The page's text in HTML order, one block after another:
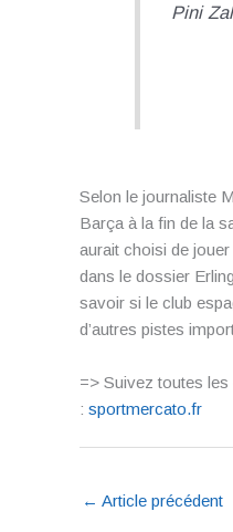
Pini
Selon le journaliste
Barça à la fin de la
aurait choisi de
dans le dossier
savoir si le club
d’autres pistes
=> Suivez toutes
: sportmercato.fr
← Article précédent